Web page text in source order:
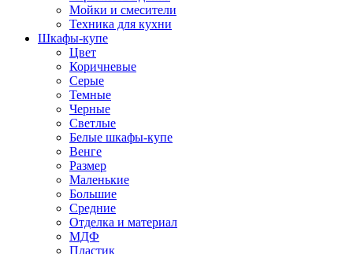
Мойки и смесители
Техника для кухни
Шкафы-купе
Цвет
Коричневые
Серые
Темные
Черные
Светлые
Белые шкафы-купе
Венге
Размер
Маленькие
Большие
Средние
Отделка и материал
МДФ
Пластик